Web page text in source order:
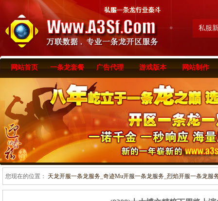
私服
网站首页 一条龙套餐 广告代理 游戏版本 网站制作
您现在的位置： 天龙开服一条龙服务_奇迹Mu开服一条龙服务_烈焰开服一条龙服